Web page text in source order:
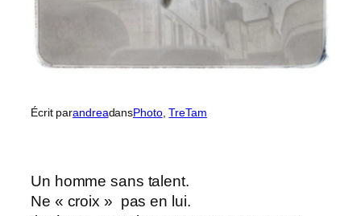
Écrit parandreadansPhoto, TreTam
Un homme sans talent.
Ne « croix » pas en lui.